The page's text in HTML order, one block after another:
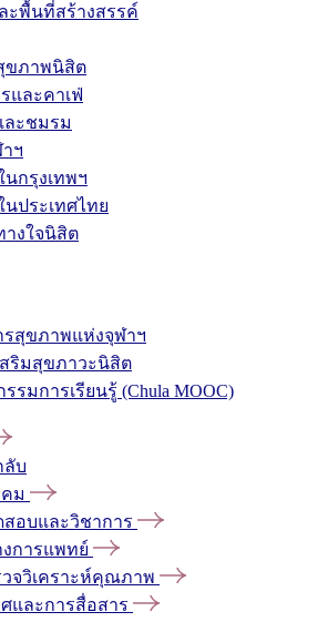
ะพื้นที่สร้างสรรค์
ขภาพนิสิต
และคาเฟ่
ละชมรม
ฯ
กรุงเทพฯ
ประเทศไทย
งใจนิสิต
รสุขภาพแห่งจุฬาฯ
ริมสุขภาวะนิสิต
รมการเรียนรู้ (Chula MOOC)
ลับ
ม
อบและวิชาการ
การแพทย์
จวิเคราะห์คุณภาพ
และการสื่อสาร